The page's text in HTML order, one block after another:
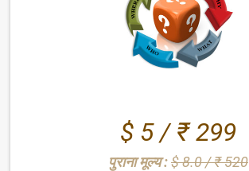
$ 5 / ₹ 299
पुराना मूल्य :$ 8.0 / ₹ 520